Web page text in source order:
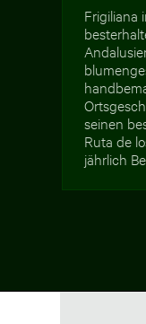
Frigiliana
seinen
Ruta de
jährlich